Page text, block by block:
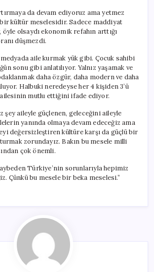
da devam ediyoruz ama yetmez
kültür meselesidir. Sadece maddiyat
olsaydı ekonomik refahın arttığı
düşmezdi.
aile kurmak yük gibi. Çocuk sahibi
sonu gibi anlatılıyor. Yalnız yaşamak ve
daha özgür, daha modern ve daha
Halbuki neredeyse her 4 kişiden 3’ü
mutlu ettiğini ifade ediyor.
şey aileyle güçlenen, geleceğini aileyle
yanında olmaya devam edeceğiz ama
değersizleştiren kültüre karşı da güçlü bir
zorundayız. Bakın bu mesele milli
çok önemli.
Türkiye’nin sorunlarıyla hepimiz
Çünkü bu mesele bir beka meselesi.”